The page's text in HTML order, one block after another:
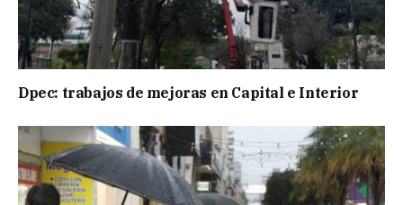
Dpec: trabajos de mejoras en Capital e Interior